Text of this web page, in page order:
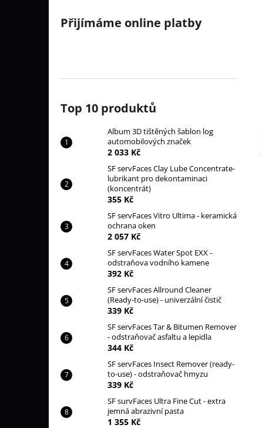
Přijímáme online platby
Top 10 produktů
Album 3D tištěných šablon log
automobilových značek
2 033 Kč
SF servFaces Clay Lube Concentrate-
lubrikant pro dekontaminaci
(koncentrát)
355 Kč
SF servFaces Vitro Ultima - keramická
ochrana oken
2 057 Kč
SF servFaces Water Spot EXX -
odstraňova vodního kamene
392 Kč
SF servFaces Allround Cleaner
(Ready-to-use) - univerzální čistič
339 Kč
SF servFaces Tar & Bitumen Remover
- odstraňovač asfaltu a lepidla
344 Kč
SF servFaces Insect Remover (ready-
to-use) - odstraňovač hmyzu
339 Kč
SF survFaces Ultra Fine Cut - extra
jemná abrazivní pasta
1 355 Kč